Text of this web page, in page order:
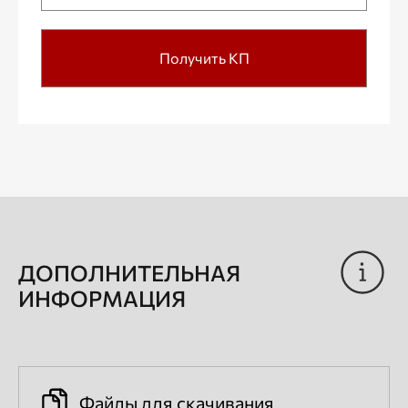
Получить КП
ДОПОЛНИТЕЛЬНАЯ
ИНФОРМАЦИЯ
Файлы для скачивания